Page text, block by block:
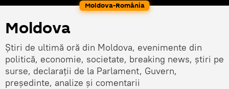
Moldova-România
Moldova
Știri de ultimă oră din Moldova, evenimente din
politică, economie, societate, breaking news, știri pe
surse, declarații de la Parlament, Guvern,
președinte, analize și comentarii